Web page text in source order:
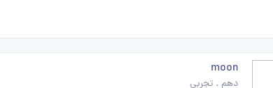
moon
دهم .تجربی